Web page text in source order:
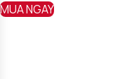
MUA NGAY